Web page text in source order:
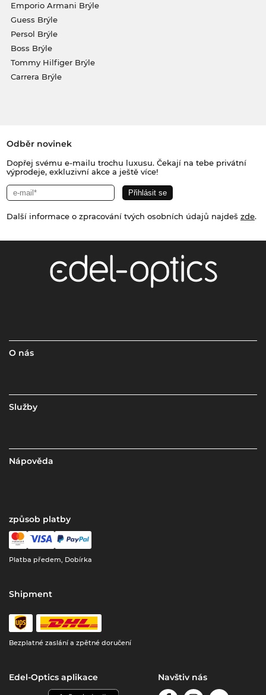
Emporio Armani Brýle
Guess Brýle
Persol Brýle
Boss Brýle
Tommy Hilfiger Brýle
Carrera Brýle
Odběr novinek
Dopřej svému e-mailu trochu luxusu. Čekají na tebe privátní
výprodeje, exkluzivní akce a ještě více!
Další informace o zpracování tvých osobních údajů najdeš zde.
O nás
Služby
Nápověda
způsob platby
Platba předem, Dobírka
Shipment
Bezplatné zaslání a zpětné doručení
Edel-Optics aplikace Navštiv nás